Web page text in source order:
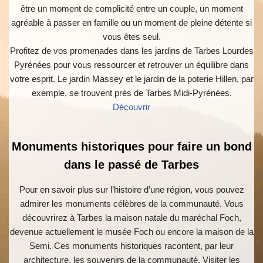
être un moment de complicité entre un couple, un moment
agréable à passer en famille ou un moment de pleine détente si
vous êtes seul.
Profitez de vos promenades dans les jardins de Tarbes Lourdes
Pyrénées pour vous ressourcer et retrouver un équilibre dans
votre esprit. Le jardin Massey et le jardin de la poterie Hillen, par
exemple, se trouvent près de Tarbes Midi-Pyrénées.
Découvrir
Monuments historiques pour faire un bond
dans le passé de Tarbes
Pour en savoir plus sur l’histoire d’une région, vous pouvez
admirer les monuments célèbres de la communauté. Vous
découvrirez à Tarbes la maison natale du maréchal Foch,
devenue actuellement le musée Foch ou encore la maison de la
Semi. Ces monuments historiques racontent, par leur
architecture, les souvenirs de la communauté. Visiter les